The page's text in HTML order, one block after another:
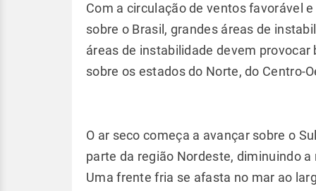
Com a circulação de ventos favorável
sobre o Brasil, grandes áreas de
áreas de instabilidade devem
sobre os estados do Norte, do Centro-
O ar seco começa a avançar sobre o
parte da região Nordeste, diminuindo
Uma frente fria se afasta no mar ao